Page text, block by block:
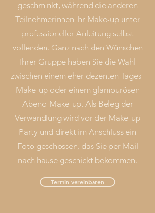
geschminkt, während die anderen
Teilnehmerinnen ihr Make-up unter
professioneller Anleitung selbst
vollenden. Ganz nach den Wünschen
Ihrer Gruppe haben Sie die Wahl
zwischen einem eher dezenten Tages-
Make-up oder einem glamourösen
Abend-Make-up. Als Beleg der
Verwandlung wird vor der Make-up
Party und direkt im Anschluss ein
Foto geschossen, das Sie per Mail
nach hause geschickt bekommen.
Termin vereinbaren